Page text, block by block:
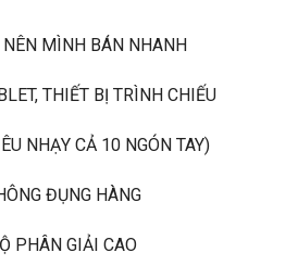
MÌNH BÁN NHANH
THIẾT BỊ TRÌNH CHIẾU
NHẠY CẢ 10 NGÓN TAY)
ĐỤNG HÀNG
PHÂN GIẢI CAO